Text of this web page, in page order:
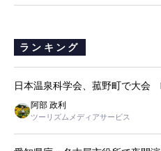
ランキング
日本温泉科学会、菰野町で大会
阿部 政利
ツーリズムメディアサービス